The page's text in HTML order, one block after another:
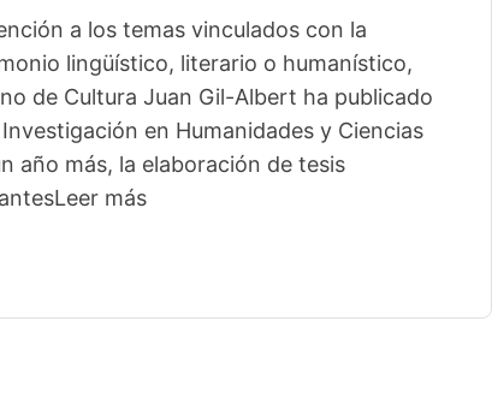
a los temas vinculados con la
lingüístico, literario o humanístico,
de Cultura Juan Gil-Albert ha publicado
en Humanidades y Ciencias
año más, la elaboración de tesis
Leer más